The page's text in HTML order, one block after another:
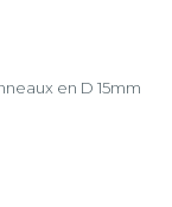
en D 15mm